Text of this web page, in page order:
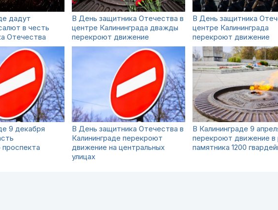
дадут
в честь
Отечества
В День защитника Отечества в
центре Калининграда дважды
перекроют движение
В День защитника
центре Калининграда
перекроют движение
9 декабря
проспекта
В День защитника Отечества в
Калининграде перекроют
движение на центральных
улицах
В Калининграде 9
перекроют движение в
памятника 1200